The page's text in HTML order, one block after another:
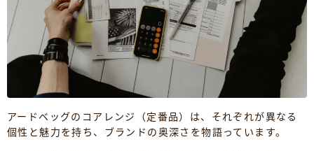
アードベッグのコアレンジ（定番品）は、それぞれが異なる
個性と魅力を持ち、ブランドの奥深さを物語っています。